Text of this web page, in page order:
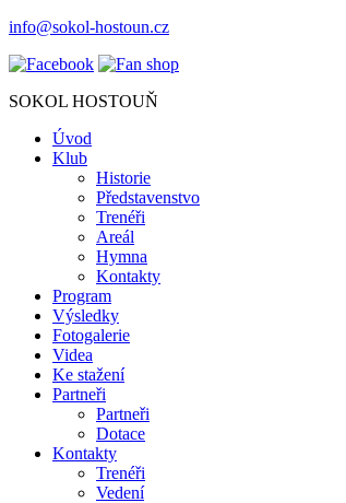
info@sokol-hostoun.cz
SOKOL HOSTOUŇ
Úvod
Klub
Historie
Představenstvo
Trenéři
Areál
Hymna
Kontakty
Program
Výsledky
Fotogalerie
Videa
Ke stažení
Partneři
Partneři
Dotace
Kontakty
Trenéři
Vedení